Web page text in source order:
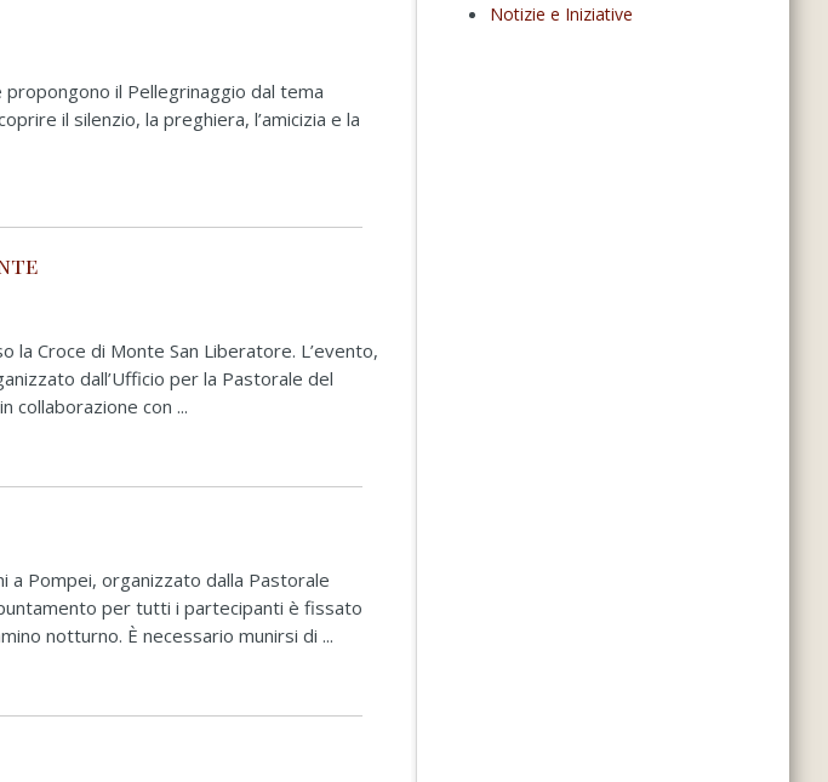
il Pellegrinaggio dal tema
il silenzio, la preghiera, l’amicizia e la
Croce di Monte San Liberatore. L’evento,
dall’Ufficio per la Pastorale del
collaborazione con ...
a Pompei, organizzato dalla Pastorale
per tutti i partecipanti è fissato
notturno. È necessario munirsi di ...
Notizie e Iniziative